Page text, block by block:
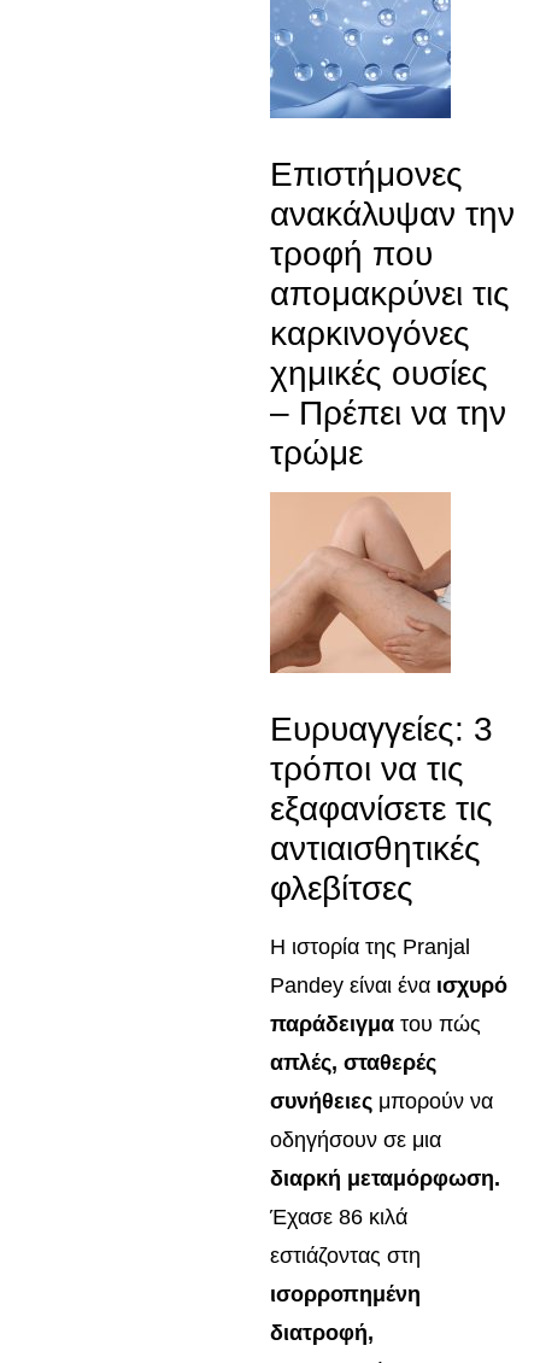
Επιστήμονες
ανακάλυψαν την
τροφή που
απομακρύνει τις
καρκινογόνες
χημικές ουσίες
– Πρέπει να την
τρώμε
Ευρυαγγείες: 3
τρόποι να τις
εξαφανίσετε τις
αντιαισθητικές
φλεβίτσες
Η ιστορία της Pranjal
Pandey είναι ένα ισχυρό
παράδειγμα του πώς
απλές, σταθερές
συνήθειες μπορούν να
οδηγήσουν σε μια
διαρκή μεταμόρφωση.
Έχασε 86 κιλά
εστιάζοντας στη
ισορροπημένη
διατροφή,